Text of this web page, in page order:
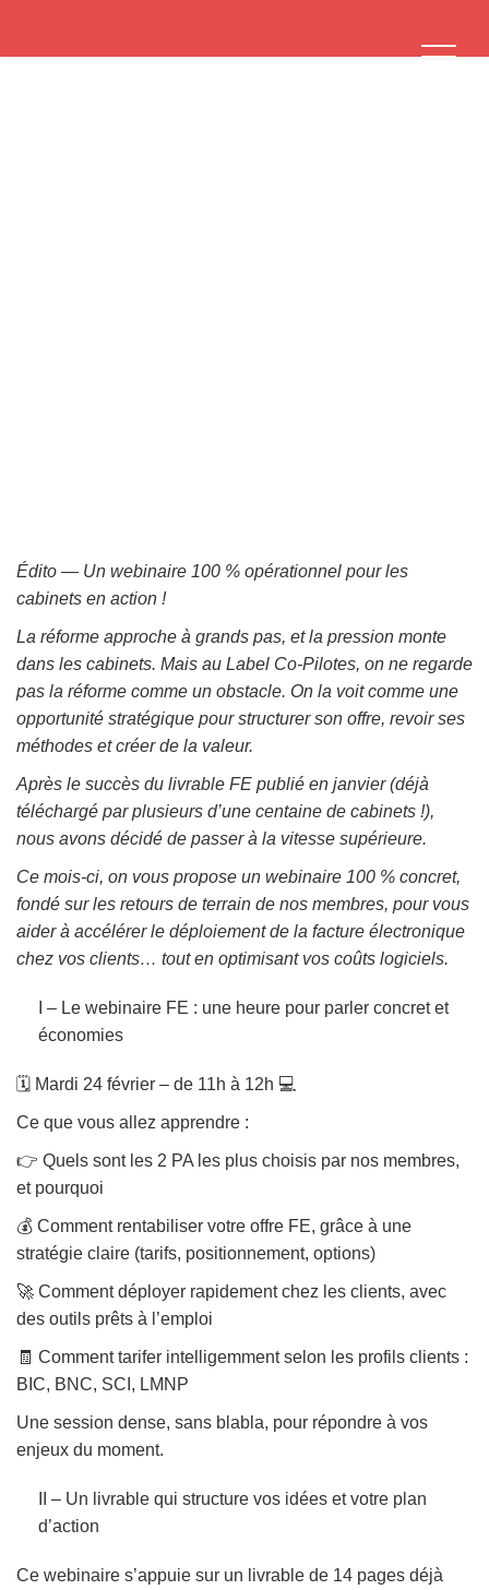
Édito — Un webinaire 100 % opérationnel pour les
cabinets en action !
La réforme approche à grands pas, et la pression monte
dans les cabinets. Mais au Label Co-Pilotes, on ne regarde
pas la réforme comme un obstacle. On la voit comme une
opportunité stratégique pour structurer son offre, revoir ses
méthodes et créer de la valeur.
Après le succès du livrable FE publié en janvier (déjà
téléchargé par plusieurs d’une centaine de cabinets !),
nous avons décidé de passer à la vitesse supérieure.
Ce mois-ci, on vous propose un webinaire 100 % concret,
fondé sur les retours de terrain de nos membres, pour vous
aider à accélérer le déploiement de la facture électronique
chez vos clients… tout en optimisant vos coûts logiciels.
I – Le webinaire FE : une heure pour parler concret et
économies
🗓️ Mardi 24 février – de 11h à 12h 💻
Ce que vous allez apprendre :
👉 Quels sont les 2 PA les plus choisis par nos membres,
et pourquoi
💰 Comment rentabiliser votre offre FE, grâce à une
stratégie claire (tarifs, positionnement, options)
🚀 Comment déployer rapidement chez les clients, avec
des outils prêts à l’emploi
🧾 Comment tarifer intelligemment selon les profils clients :
BIC, BNC, SCI, LMNP
Une session dense, sans blabla, pour répondre à vos
enjeux du moment.
II – Un livrable qui structure vos idées et votre plan
d’action
Ce webinaire s’appuie sur un livrable de 14 pages déjà